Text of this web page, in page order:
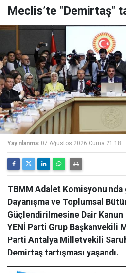
Meclis’te "Demirtaş"
Yayınlanma: 07 Ağustos 2026 Cuma 21:18
TBMM Adalet
Dayanışma ve Toplumsal
Güçlendirilmesine Dair Kanun
YENİ Parti Grup Başkanvekili
Parti Antalya Milletvekili
Demirtaş tartışması yaşandı.